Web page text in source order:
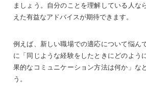
ましょう。自分のことを理解している人な
えた有益なアドバイスが期待できます。
例えば、新しい職場での適応について悩ん
に「同じような経験をしたときにどのよう
果的なコミュニケーション方法は何か」な
う。